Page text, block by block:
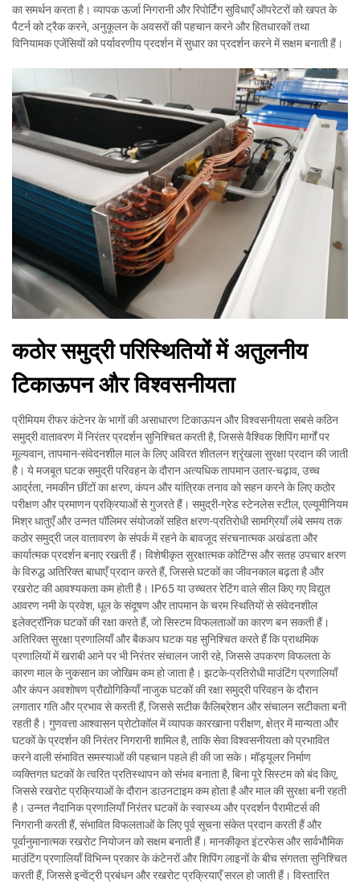
का समर्थन करता है। व्यापक ऊर्जा निगरानी और रिपोर्टिंग सुविधाएँ ऑपरेटरों को खपत के
पैटर्न को ट्रैक करने, अनुकूलन के अवसरों की पहचान करने और हितधारकों तथा
विनियामक एजेंसियों को पर्यावरणीय प्रदर्शन में सुधार का प्रदर्शन करने में सक्षम बनाती हैं।
कठोर समुद्री परिस्थितियों में अतुलनीय
टिकाऊपन और विश्वसनीयता
प्रीमियम रीफर कंटेनर के भागों की असाधारण टिकाऊपन और विश्वसनीयता सबसे कठिन
समुद्री वातावरण में निरंतर प्रदर्शन सुनिश्चित करती है, जिससे वैश्विक शिपिंग मार्गों पर
मूल्यवान, तापमान-संवेदनशील माल के लिए अविरत शीतलन श्रृंखला सुरक्षा प्रदान की जाती
है। ये मजबूत घटक समुद्री परिवहन के दौरान अत्यधिक तापमान उतार-चढ़ाव, उच्च
आर्द्रता, नमकीन छींटों का क्षरण, कंपन और यांत्रिक तनाव को सहन करने के लिए कठोर
परीक्षण और प्रमाणन प्रक्रियाओं से गुजरते हैं। समुद्री-ग्रेड स्टेनलेस स्टील, एल्यूमीनियम
मिश्र धातुएँ और उन्नत पॉलिमर संयोजकों सहित क्षरण-प्रतिरोधी सामग्रियाँ लंबे समय तक
कठोर समुद्री जल वातावरण के संपर्क में रहने के बावजूद संरचनात्मक अखंडता और
कार्यात्मक प्रदर्शन बनाए रखती हैं। विशेषीकृत सुरक्षात्मक कोटिंग्स और सतह उपचार क्षरण
के विरुद्ध अतिरिक्त बाधाएँ प्रदान करते हैं, जिससे घटकों का जीवनकाल बढ़ता है और
रखरोट की आवश्यकता कम होती है। IP65 या उच्चतर रेटिंग वाले सील किए गए विद्युत
आवरण नमी के प्रवेश, धूल के संदूषण और तापमान के चरम स्थितियों से संवेदनशील
इलेक्ट्रॉनिक घटकों की रक्षा करते हैं, जो सिस्टम विफलताओं का कारण बन सकती हैं।
अतिरिक्त सुरक्षा प्रणालियाँ और बैकअप घटक यह सुनिश्चित करते हैं कि प्राथमिक
प्रणालियों में खराबी आने पर भी निरंतर संचालन जारी रहे, जिससे उपकरण विफलता के
कारण माल के नुकसान का जोखिम कम हो जाता है। झटके-प्रतिरोधी माउंटिंग प्रणालियाँ
और कंपन अवशोषण प्रौद्योगिकियाँ नाजुक घटकों की रक्षा समुद्री परिवहन के दौरान
लगातार गति और प्रभाव से करती हैं, जिससे सटीक कैलिब्रेशन और संचालन सटीकता बनी
रहती है। गुणवत्ता आश्वासन प्रोटोकॉल में व्यापक कारखाना परीक्षण, क्षेत्र में मान्यता और
घटकों के प्रदर्शन की निरंतर निगरानी शामिल है, ताकि सेवा विश्वसनीयता को प्रभावित
करने वाली संभावित समस्याओं की पहचान पहले ही की जा सके। मॉड्यूलर निर्माण
व्यक्तिगत घटकों के त्वरित प्रतिस्थापन को संभव बनाता है, बिना पूरे सिस्टम को बंद किए,
जिससे रखरोट प्रक्रियाओं के दौरान डाउनटाइम कम होता है और माल की सुरक्षा बनी रहती
है। उन्नत नैदानिक प्रणालियाँ निरंतर घटकों के स्वास्थ्य और प्रदर्शन पैरामीटर्स की
निगरानी करती हैं, संभावित विफलताओं के लिए पूर्व सूचना संकेत प्रदान करती हैं और
पूर्वानुमानात्मक रखरोट नियोजन को सक्षम बनाती हैं। मानकीकृत इंटरफेस और सार्वभौमिक
माउंटिंग प्रणालियाँ विभिन्न प्रकार के कंटेनरों और शिपिंग लाइनों के बीच संगतता सुनिश्चित
करती हैं, जिससे इन्वेंट्री प्रबंधन और रखरोट प्रक्रियाएँ सरल हो जाती हैं। विस्तारित